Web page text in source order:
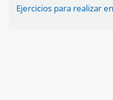
Ejercicios para realizar